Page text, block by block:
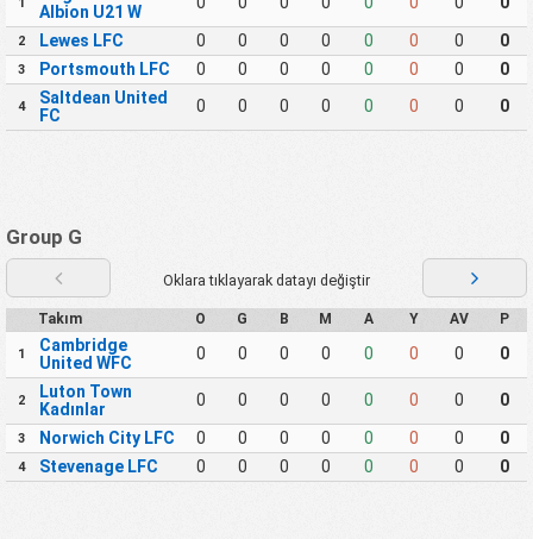
1
Albion U21 W
2 Lewes LFC 0 0 0 0 0 0 0 0
3 Portsmouth LFC 0 0 0 0 0 0 0 0
4
Saltdean United
FC
0 0 0 0 0 0 0 0
Group G
Oklara tıklayarak datayı değiştir
Takım O G B M A Y AV P
1
Cambridge
United WFC
0 0 0 0 0 0 0 0
2
Luton Town
Kadınlar
0 0 0 0 0 0 0 0
3 Norwich City LFC 0 0 0 0 0 0 0 0
4 Stevenage LFC 0 0 0 0 0 0 0 0